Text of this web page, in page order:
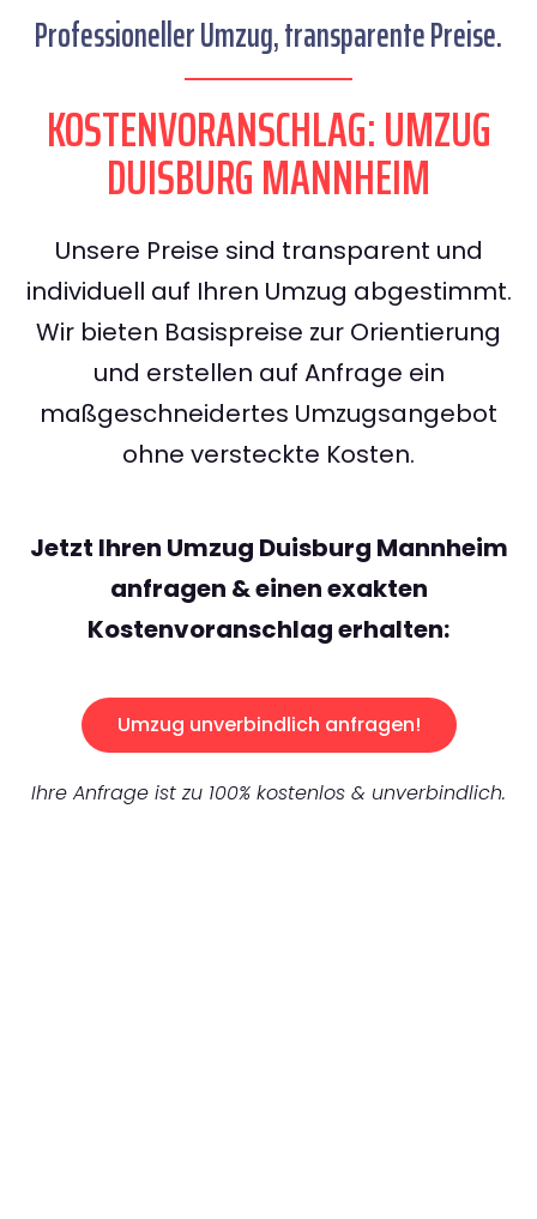
Professioneller Umzug, transparente Preise.
KOSTENVORANSCHLAG: UMZUG
DUISBURG MANNHEIM
Unsere Preise sind transparent und
individuell auf Ihren Umzug abgestimmt.
Wir bieten Basispreise zur Orientierung
und erstellen auf Anfrage ein
maßgeschneidertes Umzugsangebot
ohne versteckte Kosten.
Jetzt Ihren Umzug Duisburg Mannheim
anfragen & einen exakten
Kostenvoranschlag erhalten:
Umzug unverbindlich anfragen!
Ihre Anfrage ist zu 100% kostenlos & unverbindlich.